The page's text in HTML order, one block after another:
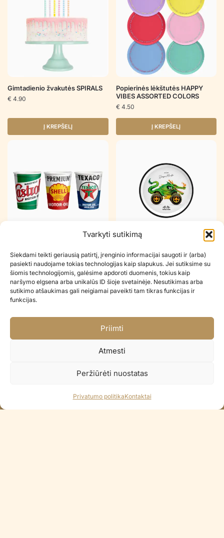
Tvarkyti sutikimą
Siekdami teikti geriausią patirtį, įrenginio informacijai saugoti ir (arba)
pasiekti naudojame tokias technologijas kaip slapukus. Jei sutiksime su
šiomis technologijomis, galėsime apdoroti duomenis, tokius kaip
naršymo elgsena arba unikalūs ID šioje svetainėje. Nesutikimas arba
sutikimo atšaukimas gali neigiamai paveikti tam tikras funkcijas ir
funkcijas.
Priimti
Atmesti
Peržiūrėti nuostatas
Privatumo politikaKontaktai
Gimtadienio žvakutės SPIRALS
€ 4.90
Į KREPŠELĮ
Popierinės lėkštutės HAPPY
VIBES ASSORTED COLORS
€ 4.50
Į KREPŠELĮ
Popieriniai puodeliai DRAGON
MONSTER
€3.90
Į KREPŠELĮ
Popierinės lėkštutės DRAGON
MONSTER
€3.90
Į KREPŠELĮ
Greitas pristatymas visoje Lietuvoje
Paprastas pinigų grąžinimas
14 dienų pinigų grąžinimo garantija
100% Saugus atsiskaitymas